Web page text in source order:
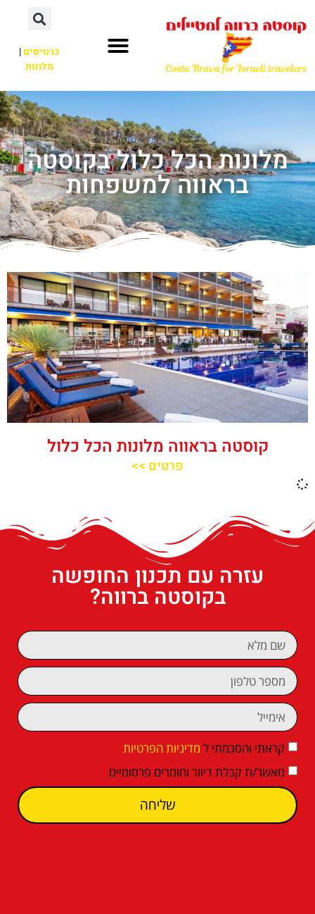
כרטיסים|
מלונות
מלונות הכל כלול בקוסטה
בראווה למשפחות
קוסטה בראווה מלונות הכל כלול
פרטים >>
עזרה עם תכנון החופשה
בקוסטה ברווה?
קראתי והסכמתי ל מדיניות הפרטיות
מאשר/ת קבלת דיוור וחומרים פרסומיים
שליחה